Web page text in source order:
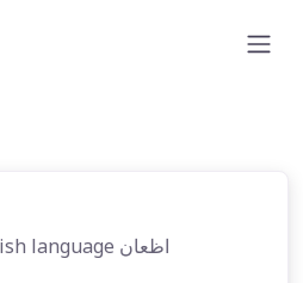
English-Ottoman Turkish language اظعان